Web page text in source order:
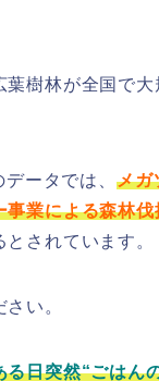
葉樹林が全国で
ータでは、 メガ
事業による森林
とされています。
い。
る日突然“ごはん